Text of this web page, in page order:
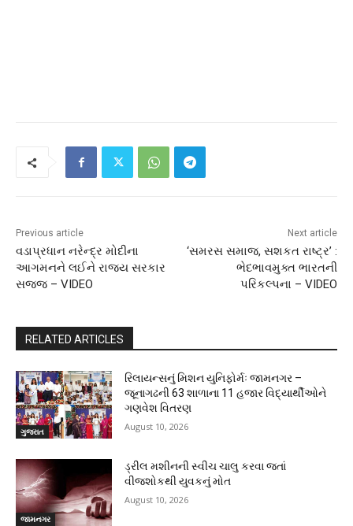
Previous article
વડાપ્રધાન નરેન્દ્ર મોદીના
આગમનને લઈને રાજ્ય સરકાર
સજ્જ – VIDEO
Next article
‘સમરસ સમાજ, સશકત રાષ્ટ્ર’ :
ભેદભાવમુક્ત ભારતની
પરિકલ્પના – VIDEO
RELATED ARTICLES
ગુજરાત
રિલાયન્સનું મિશન યુનિફોર્મઃ જામનગર –
જૂનાગઢની 63 શાળાના 11 હજાર વિદ્યાર્થીઓને
ગણવેશ વિતરણ
August 10, 2026
જામનગર
ડ્રીલ મશીનની સ્વીચ ચાલુ કરવા જતાં
વીજશોકથી યુવકનું મોત
August 10, 2026